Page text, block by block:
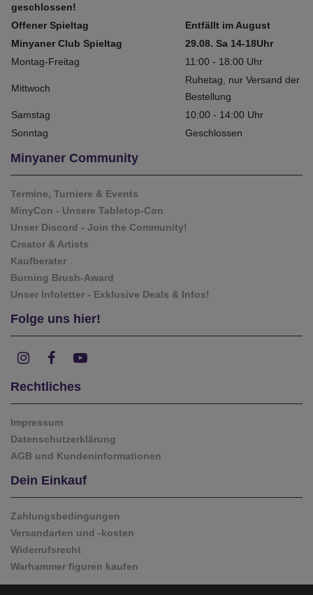
geschlossen!
Offener Spieltag
Entfällt im August
Minyaner Club Spieltag
29.08. Sa 14-18Uhr
Montag-Freitag
11:00 - 18:00 Uhr
Mittwoch
Ruhetag, nur Versand der
Bestellung
Samstag
10:00 - 14:00 Uhr
Sonntag
Geschlossen
Minyaner Community
Termine, Turniere & Events
MinyCon - Unsere Tabletop-Con
Unser Discord - Join the Community!
Creator & Artists
Kaufberater
Burning Brush-Award
Unser Infoletter - Exklusive Deals & Infos!
Folge uns hier!
Rechtliches
Impressum
Datenschutzerklärung
AGB und Kundeninformationen
Dein Einkauf
Zahlungsbedingungen
Versandarten und -kosten
Widerrufsrecht
Warhammer figuren kaufen